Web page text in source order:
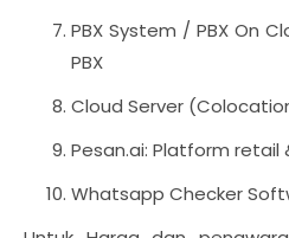
PBX System / PBX On
PBX
Cloud Server
Pesan.ai: Platform retail
Whatsapp Checker